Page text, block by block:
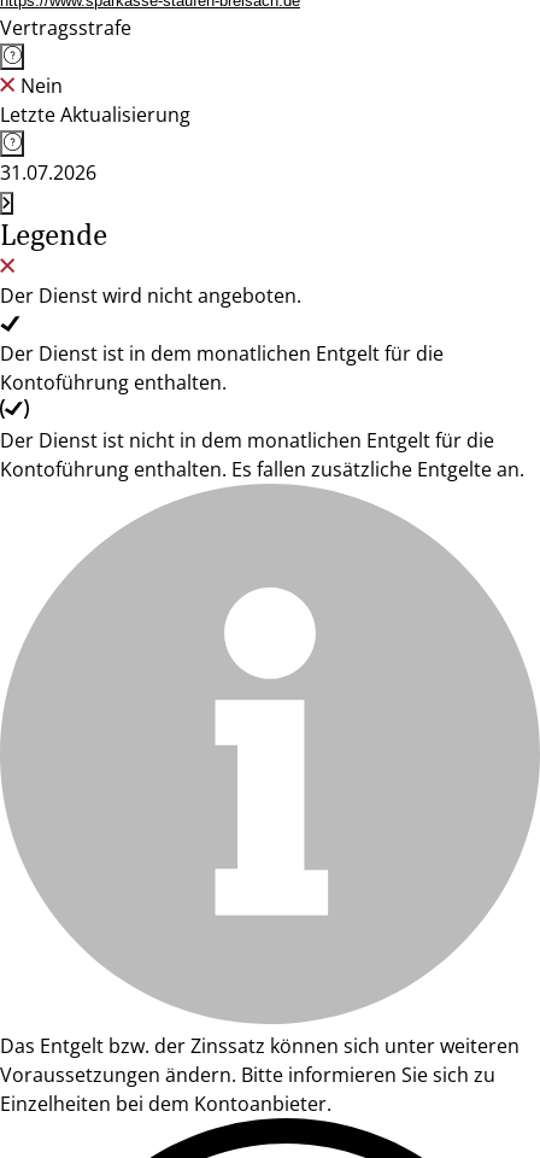
Vertragsstrafe
Nein
Letzte Aktualisierung
31.07.2026
Legende
Der Dienst wird nicht angeboten.
Der Dienst ist in dem monatlichen Entgelt für die
Kontoführung enthalten.
Der Dienst ist nicht in dem monatlichen Entgelt für die
Kontoführung enthalten. Es fallen zusätzliche Entgelte an.
Das Entgelt bzw. der Zinssatz können sich unter weiteren
Voraussetzungen ändern. Bitte informieren Sie sich zu
Einzelheiten bei dem Kontoanbieter.